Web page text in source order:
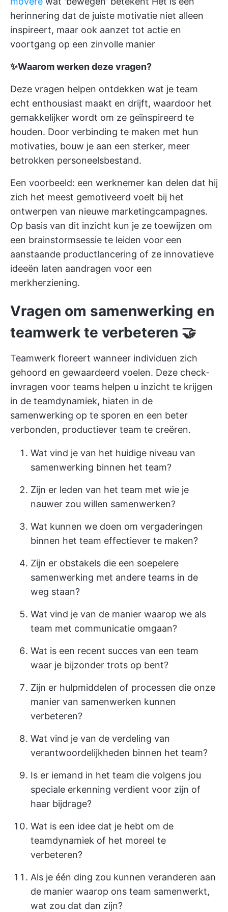
herinnering dat de juiste motivatie niet alleen
inspireert, maar ook aanzet tot actie en
voortgang op een zinvolle manier
✨Waarom werken deze vragen?
Deze vragen helpen ontdekken wat je team
echt enthousiast maakt en drijft, waardoor het
gemakkelijker wordt om ze geïnspireerd te
houden. Door verbinding te maken met hun
motivaties, bouw je aan een sterker, meer
betrokken personeelsbestand.
Een voorbeeld: een werknemer kan delen dat hij
zich het meest gemotiveerd voelt bij het
ontwerpen van nieuwe marketingcampagnes.
Op basis van dit inzicht kun je ze toewijzen om
een brainstormsessie te leiden voor een
aanstaande productlancering of ze innovatieve
ideeën laten aandragen voor een
merkherziening.
Vragen om samenwerking en
teamwerk te verbeteren 🤝
Teamwerk floreert wanneer individuen zich
gehoord en gewaardeerd voelen. Deze check-
invragen voor teams helpen u inzicht te krijgen
in de teamdynamiek, hiaten in de
samenwerking op te sporen en een beter
verbonden, productiever team te creëren.
Wat vind je van het huidige niveau van
samenwerking binnen het team?
Zijn er leden van het team met wie je
nauwer zou willen samenwerken?
Wat kunnen we doen om vergaderingen
binnen het team effectiever te maken?
Zijn er obstakels die een soepelere
samenwerking met andere teams in de
weg staan?
Wat vind je van de manier waarop we als
team met communicatie omgaan?
Wat is een recent succes van een team
waar je bijzonder trots op bent?
Zijn er hulpmiddelen of processen die onze
manier van samenwerken kunnen
verbeteren?
Wat vind je van de verdeling van
verantwoordelijkheden binnen het team?
Is er iemand in het team die volgens jou
speciale erkenning verdient voor zijn of
haar bijdrage?
Wat is een idee dat je hebt om de
teamdynamiek of het moreel te
verbeteren?
Als je één ding zou kunnen veranderen aan
de manier waarop ons team samenwerkt,
wat zou dat dan zijn?